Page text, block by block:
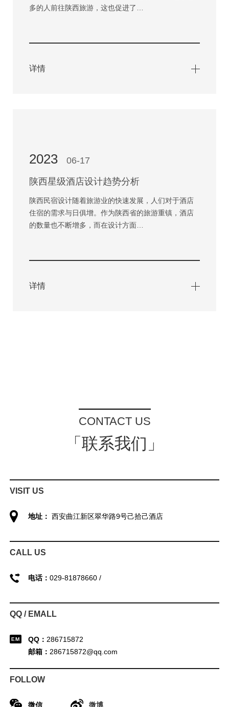
多的人前往陕西旅游，这也促进了…
详情
2023 06-17
陕西星级酒店设计趋势分析
陕西民宿设计随着旅游业的快速发展，人们对于酒店
住宿的需求与日俱增。作为陕西省的旅游重镇，酒店
的数量也不断增多，而在设计方面…
详情
CONTACT US
「联系我们」
VISIT US
地址： 西安曲江新区翠华路9号己拾己酒店
CALL US
电话： 029-81878660 /
QQ / EMALL
QQ： 286715872
邮箱： 286715872@qq.com
FOLLOW
微信 微博